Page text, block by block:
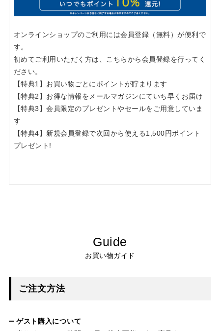
オンラインショップのご利用には会員登録（無料）が便利で
す。
初めてご利用いただく方は、こちらから会員登録を行ってく
ださい。
【特典1】お買い物ごとにポイントが貯まります
【特典2】お得な情報をメールマガジンにていち早くお届け
【特典3】会員限定のプレゼントやセールをご用意していま
す
【特典4】新規会員登録で次回から使える1,500円ポイント
プレゼント!
Guide
お買い物ガイド
ご注文方法
ゲスト購入について